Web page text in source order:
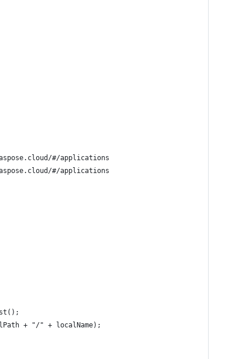
#/applications
#/applications
+ "/" + localName);